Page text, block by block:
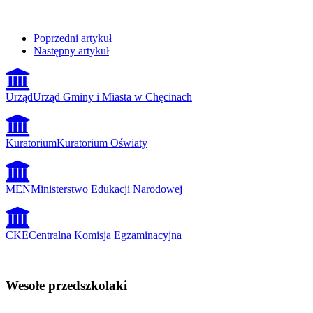
Poprzedni artykuł
Następny artykuł
UrządUrząd Gminy i Miasta w Chęcinach
KuratoriumKuratorium Oświaty
MENMinisterstwo Edukacji Narodowej
CKECentralna Komisja Egzaminacyjna
Wesołe przedszkolaki